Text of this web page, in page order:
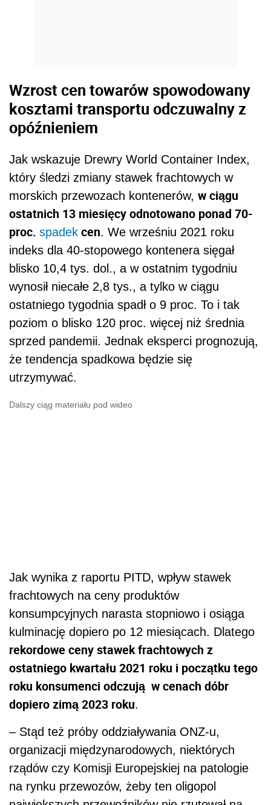
indeks dla 40-stopowego kontenera sięgał
blisko 10,4 tys. dol., a w ostatnim tygodniu
wynosił niecałe 2,8 tys., a tylko w ciągu
ostatniego tygodnia spadł o 9 proc. To i tak
poziom o blisko 120 proc. więcej niż średnia
sprzed pandemii. Jednak eksperci prognozują,
że tendencja spadkowa będzie się
utrzymywać.
Dalszy ciąg materiału pod wideo
Jak wynika z raportu PITD, wpływ stawek
organizacji międzynarodowych, niektórych
rządów czy Komisji Europejskiej na patologie
na rynku przewozów, żeby ten oligopol
największych przewoźników nie rzutował na
dramatycznie rosnącą inflację – mówi prezes
Izby Przemysłowo-Handlowej Polska–Azja.
W marcu br. w orędziu o stanie państwa
prezydent USA Joe Biden oskarżył globalnych
przewoźników oceanicznych o zachowania
antykonkurencyjne i wezwał Kongres do
zajęcia się nietykalnością, jaką cieszą się
sojusze żeglugowe. W czerwcu br. Biden